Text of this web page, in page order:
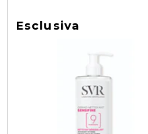
Esclusiva